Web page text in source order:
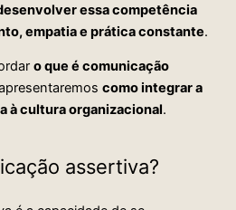
essa competência
empatia e prática constante.
o que é comunicação
como integrar a
à cultura organizacional.
assertiva?